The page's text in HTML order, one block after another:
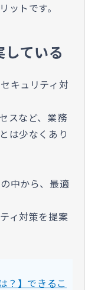
ットです。
ている
キュリティ対
スなど、業務
は少なくあり
中から、最適
ィ対策を提案
？】できるこ